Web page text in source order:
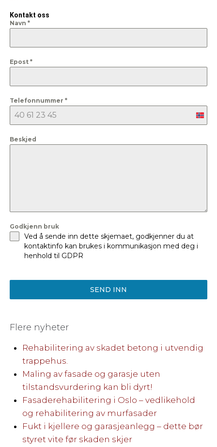
Kontakt oss
Navn *
Epost *
Telefonnummer *
Beskjed
Godkjenn bruk
Ved å sende inn dette skjemaet, godkjenner du at
kontaktinfo kan brukes i kommunikasjon med deg i
henhold til GDPR
SEND INN
Flere nyheter
Rehabilitering av skadet betong i utvendig
trappehus.
Maling av fasade og garasje uten
tilstandsvurdering kan bli dyrt!
Fasaderehabilitering i Oslo – vedlikehold
og rehabilitering av murfasader
Fukt i kjellere og garasjeanlegg – dette bør
styret vite før skaden skjer